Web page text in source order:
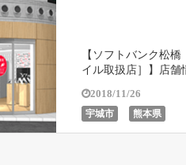
【ソフトバンク松
イル取扱店］】店舗
2018/11/26
宇城市 熊本県